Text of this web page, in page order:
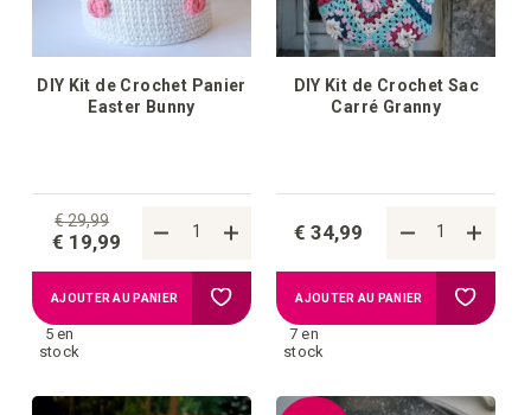
DIY Kit de Crochet Panier
Easter Bunny
€ 29,99
€ 19,99
5 en
stock
AJOUTER AU PANIER Ajouter
la
DIY Kit de Crochet Sac
Carré Granny
€ 34,99
7 en
stock
AJOUTER AU PANIER Ajouter
la